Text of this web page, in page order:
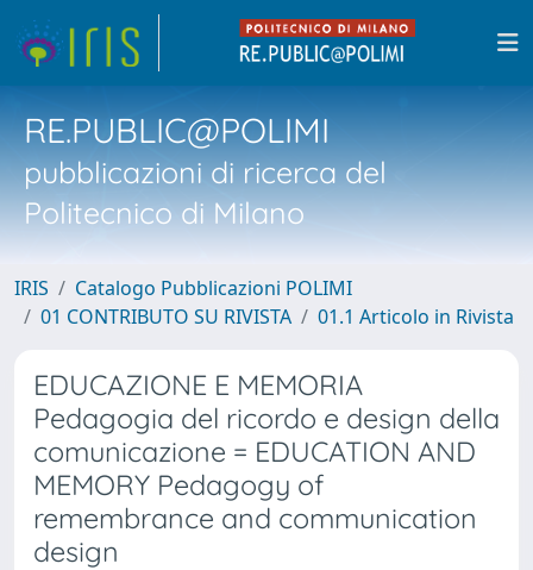
RE.PUBLIC@POLIMI
pubblicazioni di ricerca del
Politecnico di Milano
IRIS
Catalogo Pubblicazioni POLIMI
01 CONTRIBUTO SU RIVISTA
01.1 Articolo in Rivista
EDUCAZIONE E MEMORIA
Pedagogia del ricordo e design della
comunicazione = EDUCATION AND
MEMORY Pedagogy of
remembrance and communication
design